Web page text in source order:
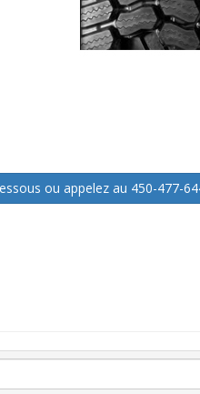
ou appelez au 450-477-